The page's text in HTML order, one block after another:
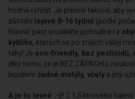
hodně vyhřát. Je přesně takové, aby
zůstalo lepivé 8-16 týdnů (podle
hlavně: past si uděláte pohodlně i z
kyblíku, kterých se po stájích válejí
taky! Je eco-friendly, bez pesticidů,
díky tomu, že je BEZ ZÁPACHU,
lepidlem žádné motýly, včely a jiný
A je to levné :-)! Z 1,5 litrového